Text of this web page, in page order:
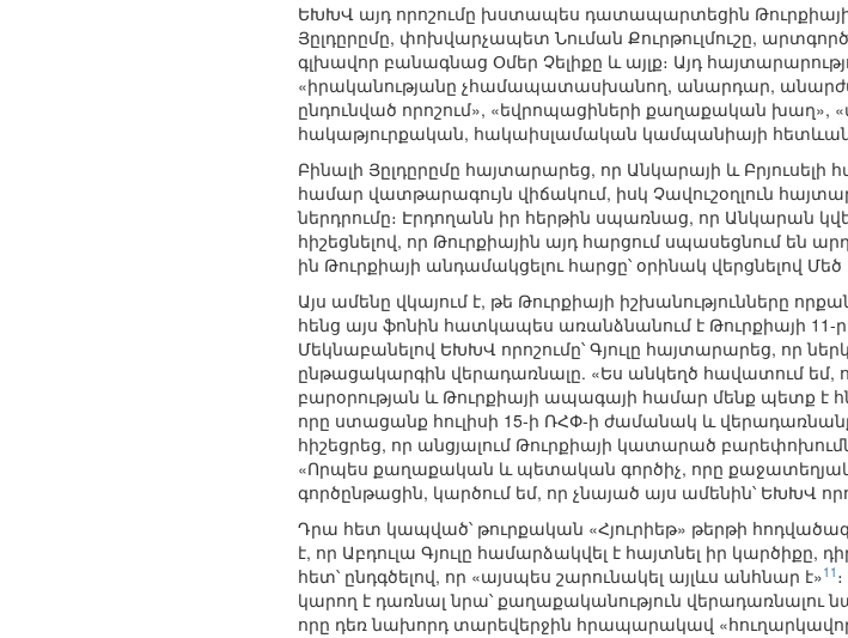
ԵԽԽՎ այդ որոշումը խստապես դատապարտեցին
Յըլդըրըմը, փոխվարչապետ Նուման Քուրթուլմուշը,
գլխավոր բանագնաց Օմեր Չելիքը և այլք։ Այդ
«իրականությանը չհամապատասխանող, անարդար,
ընդունված որոշում», «եվրոպացիների քաղաքական
հակաթյուրքական, հակաիսլամական կամպանիայի
Բինալի Յըլդըրըմը հայտարարեց, որ Անկարայի և
համար վատթարագույն վիճակում, իսկ Չավուշօղլուն
ներդրումը։ Էրդողանն իր հերթին սպառնաց, որ Անկարան
հիշեցնելով, որ Թուրքիային այդ հարցում սպասեցնում են
ին Թուրքիայի անդամակցելու հարցը՝ օրինակ վերցնելով
Այս ամենը վկայում է, թե Թուրքիայի իշխանությունները
հենց այս ֆոնին հատկապես առանձնանում է Թուրքիայի 11-
Մեկնաբանելով ԵԽԽՎ որոշումը՝ Գյուլը հայտարարեց, որ
ընթացակարգին վերադառնալը. «Ես անկեղծ հավատում
բարօրության և Թուրքիայի ապագայի համար մենք պետք
որը ստացանք հուլիսի 15-ի ՌՀՓ-ի ժամանակ և
հիշեցրեց, որ անցյալում Թուրքիայի կատարած
«Որպես քաղաքական և պետական գործիչ, որը
գործընթացին, կարծում եմ, որ չնայած այս ամենին՝ ԵԽԽՎ
Դրա հետ կապված՝ թուրքական «Հյուրիեթ» թերթի
է, որ Աբդուլա Գյուլը համարձակվել է հայտնել իր կարծիքը,
հետ՝ ընդգծելով, որ «այսպես շարունակել այլևս անհնար է»11
կարող է դառնալ նրա՝ քաղաքականություն
որը դեռ նախորդ տարեվերջին հրապարակավ